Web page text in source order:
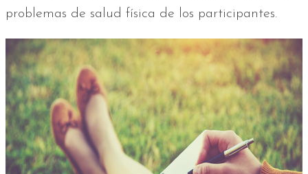
problemas de salud física de los participantes.